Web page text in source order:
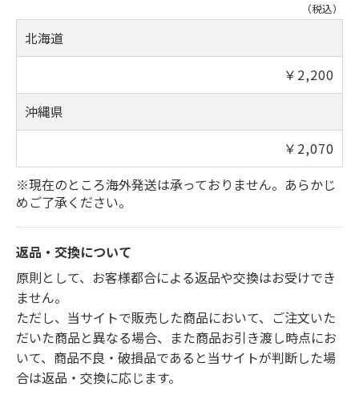
（税込）
北海道
￥2,200
沖縄県
￥2,070
※現在のところ海外発送は承っておりません。あらかじ
めご了承ください。
返品・交換について
原則として、お客様都合による返品や交換はお受けでき
ません。
ただし、当サイトで販売した商品において、ご注文いた
だいた商品と異なる場合、また商品お引き渡し時点にお
いて、商品不良・破損品であると当サイトが判断した場
合は返品・交換に応じます。